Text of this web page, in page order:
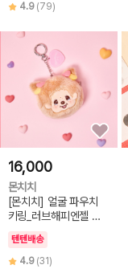
4.9 (79)
16,000
몬치치
[몬치치] 얼굴 파우치
키링_러브해피엔젤 몬
텐텐배송
4.9 (31)